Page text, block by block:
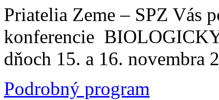
Priatelia Zeme – SPZ Vás
konferencie
dňoch 15. a 16.
Podrobný program